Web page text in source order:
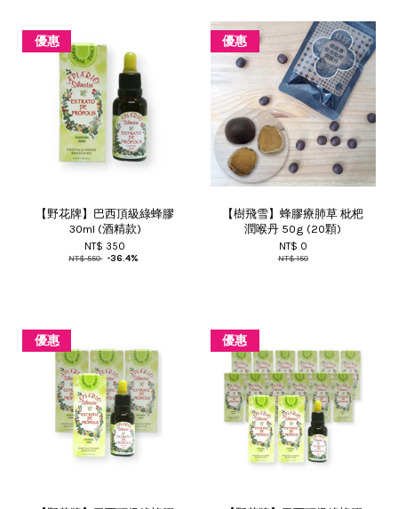
優惠
【野花牌】巴西頂級綠蜂膠
30ml (酒精款)
NT$ 350
NT$ 550 -36.4%
優惠
【樹飛雪】蜂膠療肺草 枇杷
潤喉丹 50g (20顆)
NT$ 0
NT$ 150
優惠 優惠